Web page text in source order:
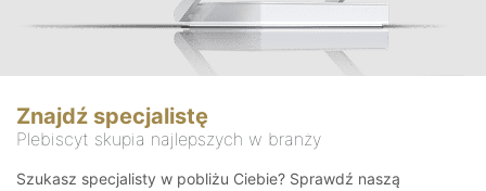
Znajdź specjalistę
Plebiscyt skupia najlepszych w branży
Szukasz specjalisty w pobliżu Ciebie? Sprawdź naszą